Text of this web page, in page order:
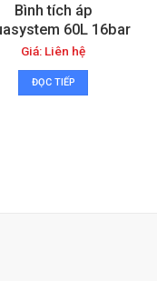
Bình tích áp
60L 16bar
Giá: Liên hệ
ĐỌC TIẾP